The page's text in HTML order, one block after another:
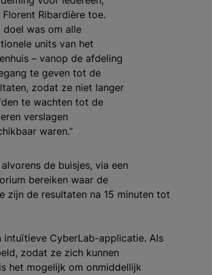
Florent Ribardière toe.
doel was om alle
units van het
– vanop de afdeling
te geven tot de
zodat ze niet langer
te wachten tot de
verslagen
waren.”
de buisjes, via een
bereiken waar de
zijn de resultaten na 15 minuten tot
intuïtieve CyberLab-applicatie. Als
zodat ze zich kunnen
het mogelijk om onmiddellijk